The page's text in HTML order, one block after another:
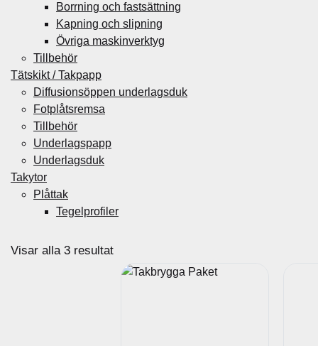
Borrning och fastsättning
Kapning och slipning
Övriga maskinverktyg
Tillbehör
Tätskikt / Takpapp
Diffusionsöppen underlagsduk
Fotplåtsremsa
Tillbehör
Underlagspapp
Underlagsduk
Takytor
Plåttak
Tegelprofiler
Visar alla 3 resultatS